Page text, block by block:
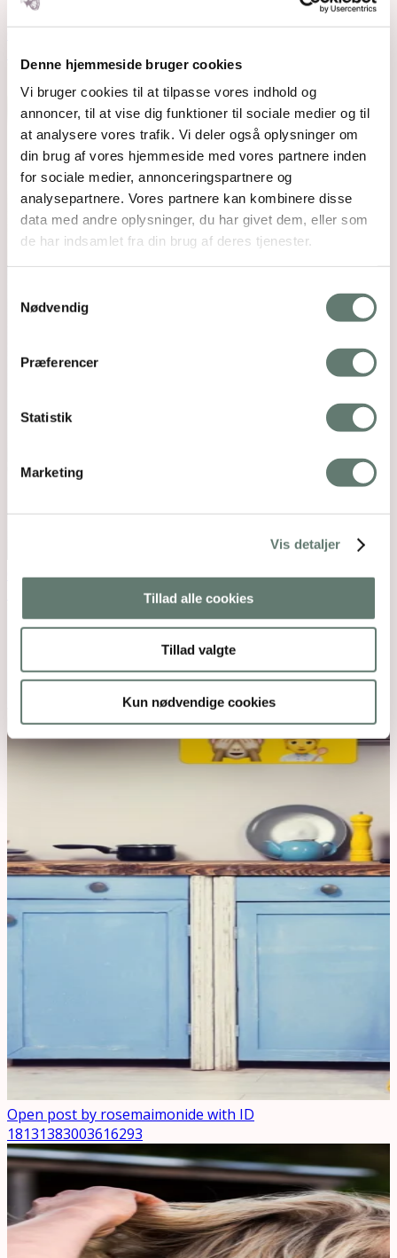
Denne hjemmeside bruger cookies
Vi bruger cookies til at tilpasse vores indhold og
annoncer, til at vise dig funktioner til sociale medier og til
at analysere vores trafik. Vi deler også oplysninger om
din brug af vores hjemmeside med vores partnere inden
for sociale medier, annonceringspartnere og
analysepartnere. Vores partnere kan kombinere disse
data med andre oplysninger, du har givet dem, eller som
de har indsamlet fra din brug af deres tjenester.
Nødvendig
Præferencer
Statistik
Marketing
Vis detaljer
Tillad alle cookies
Tillad valgte
Kun nødvendige cookies
Open post by rosemaimonide with ID
Open post by rosemaimonide with ID
Open post by rosemaimonide with ID
18131383003616293